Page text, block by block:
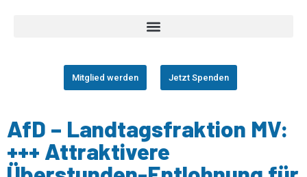
Mitglied werden Jetzt Spenden
AfD – Landtagsfraktion MV:
+++ Attraktivere